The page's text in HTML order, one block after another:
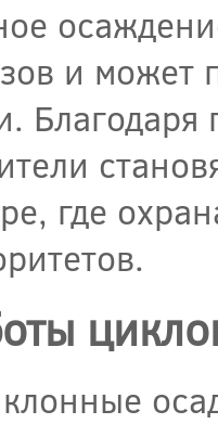
и может
Благодаря
где